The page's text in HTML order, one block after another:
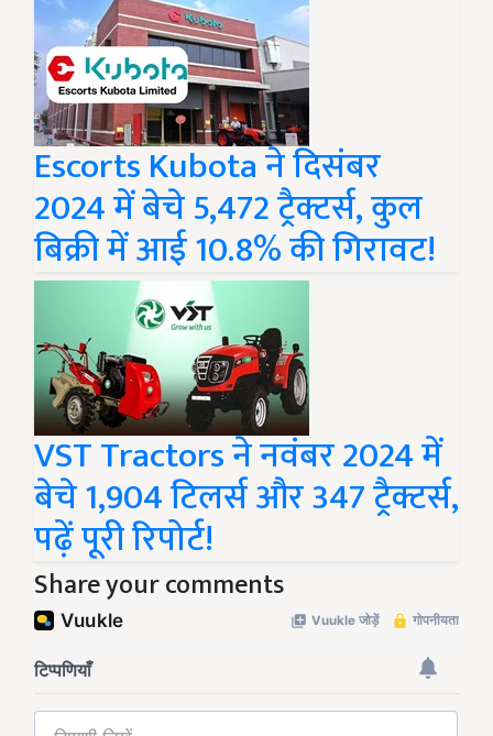
Escorts Kubota ने दिसंबर
2024 में बेचे 5,472 ट्रैक्टर्स, कुल
बिक्री में आई 10.8% की गिरावट!
VST Tractors ने नवंबर 2024 में
बेचे 1,904 टिलर्स और 347 ट्रैक्टर्स,
पढ़ें पूरी रिपोर्ट!
Share your comments